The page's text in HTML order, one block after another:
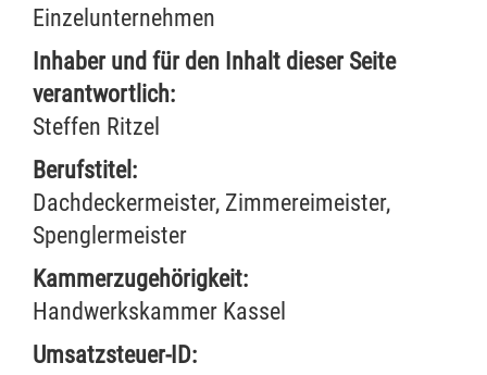
Einzelunternehmen
Inhaber und für den Inhalt dieser Seite
verantwortlich:
Steffen Ritzel
Berufstitel:
Dachdeckermeister, Zimmereimeister,
Spenglermeister
Kammerzugehörigkeit:
Handwerkskammer Kassel
Umsatzsteuer-ID: